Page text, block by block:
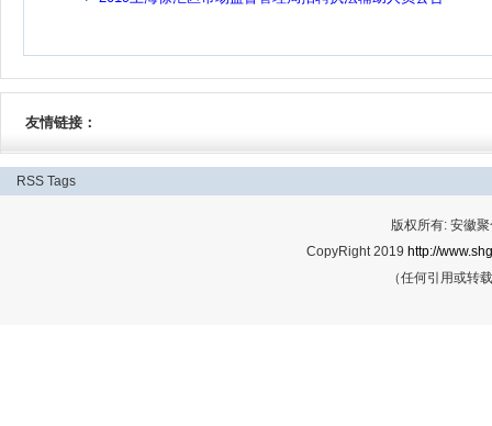
友情链接：
RSS Tags
版权所有: 安徽
CopyRight 2019 http://
（任何引用或转